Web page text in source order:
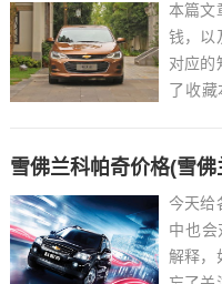
本篇文
钱，以
对应的
了收
雪佛兰科帕奇价格(雪
今天给
中也
解释，